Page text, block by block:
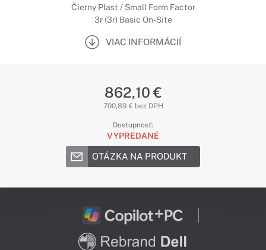
Čierny Plast / Small Form Factor
3r (3r) Basic On-Site
VIAC INFORMÁCIÍ
862,10 €
700,89 € bez DPH
Dostupnosť:
VYPREDANÉ
OTÁZKA NA PRODUKT